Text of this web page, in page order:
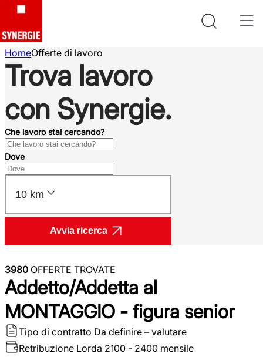
HomeOfferte di lavoro
Trova lavoro
con Synergie.
Che lavoro stai cercando?
Dove
10 km
Avvia ricerca
3980 OFFERTE TROVATE
Addetto/Addetta al
MONTAGGIO - figura senior
Tipo di contratto Da definire – valutare
Retribuzione Lorda 2100 - 2400 mensile